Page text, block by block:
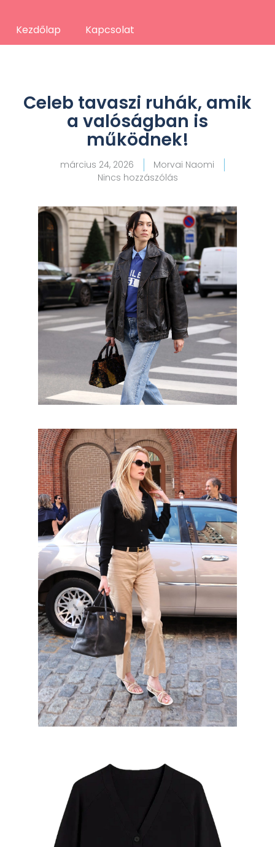
Kezdőlap Kapcsolat
Celeb tavaszi ruhák, amik
a valóságban is
működnek!
március 24, 2026
Morvai Naomi
Nincs hozzászólás